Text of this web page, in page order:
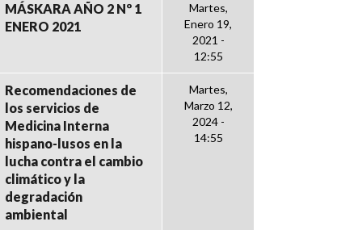
MÁSKARA AÑO 2 Nº 1
ENERO 2021
Martes,
Enero 19,
2021 -
12:55
Recomendaciones de
los servicios de
Medicina Interna
hispano-lusos en la
lucha contra el cambio
climático y la
degradación
ambiental
Martes,
Marzo 12,
2024 -
14:55